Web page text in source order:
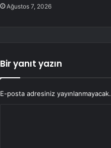
Ağustos 7, 2026
Bir yanıt yazın
E-posta adresiniz yayınlanmayacak.